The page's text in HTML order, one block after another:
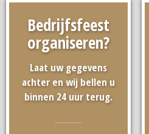
Bedrijfsfeest
organiseren?
Laat uw gegevens
achter en wij bellen u
binnen 24 uur terug.